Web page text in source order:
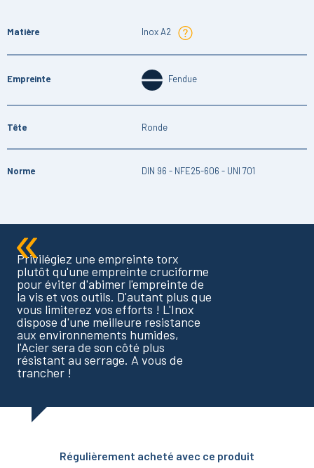
Matière Inox A2
Empreinte Fendue
Tête Ronde
Norme DIN 96 - NFE25-606 - UNI 701
Privilégiez une empreinte torx
plutôt qu'une empreinte cruciforme
pour éviter d'abimer l'empreinte de
la vis et vos outils. D'autant plus que
vous limiterez vos efforts ! L'Inox
dispose d'une meilleure resistance
aux environnements humides,
l'Acier sera de son côté plus
résistant au serrage. A vous de
trancher !
Régulièrement acheté avec ce produit